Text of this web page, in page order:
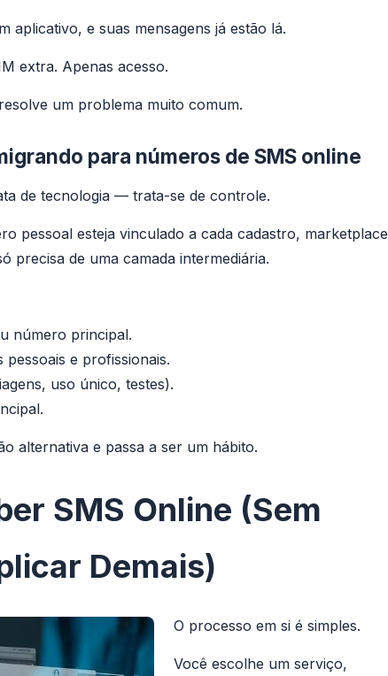
aplicativo, e suas mensagens já estão lá.
extra. Apenas acesso.
um problema muito comum.
para números de SMS online
de tecnologia — trata-se de controle.
pessoal esteja vinculado a cada cadastro, marketplace
precisa de uma camada intermediária.
número principal.
e profissionais.
uso único, testes).
alternativa e passa a ser um hábito.
SMS Online (sem
Demais)
O processo em si é simples.
Você escolhe um serviço,